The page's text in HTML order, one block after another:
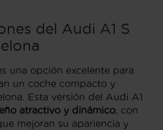
del Audi A1 S
una opción excelente para
un coche compacto y
Esta versión del Audi A1
atractivo y dinámico, con
mejoran su apariencia y